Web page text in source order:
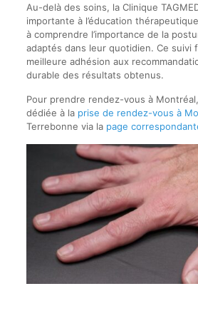
Au-delà des soins, la Clinique
importante à l’éducation
à comprendre l’importance de la
adaptés dans leur quotidien. Ce suivi
meilleure adhésion aux
durable des résultats obtenus.
Pour prendre rendez-vous à
dédiée à la prise de rendez-vous à
Terrebonne via la page